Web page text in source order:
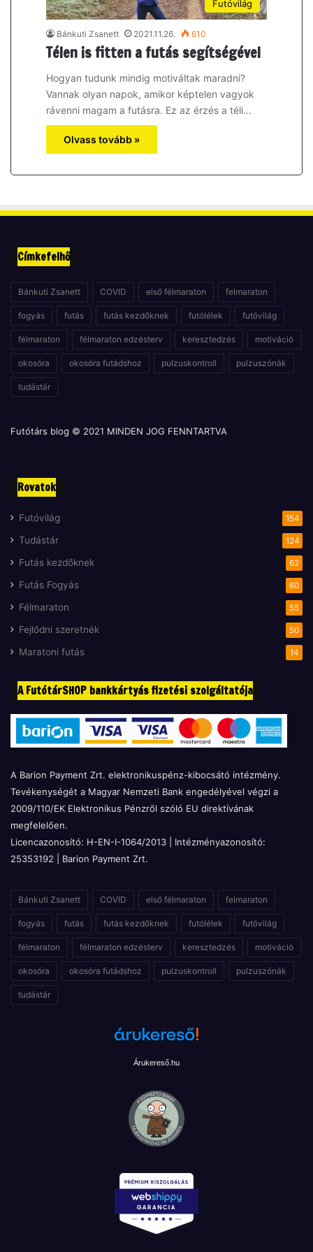
Futóvilág
Bánkuti Zsanett 2021.11.26. 610
Télen is fitten a futás segítségével
Hogyan tudunk mindig motiváltak maradni?
Vannak olyan napok, amikor képtelen vagyok
rávenni magam a futásra. Ez az érzés a téli…
Olvass tovább »
Címkefelhő
Bánkuti Zsanett COVID első félmaraton felmaraton
fogyás futás futás kezdőknek futólélek futóvilág
félmaraton félmaraton edzésterv keresztedzés motiváció
okosóra okosóra futádshoz pulzuskontroll pulzuszónák
tudástár
Futótárs blog © 2021 MINDEN JOG FENNTARTVA
Rovatok
Futóvilág 154
Tudástár 124
Futás kezdőknek 62
Futás Fogyás 60
Félmaraton 55
Fejlődni szeretnék 50
Maratoni futás 14
A FutótárSHOP bankkártyás fizetési szolgáltatója
A Barion Payment Zrt. elektronikuspénz-kibocsátó intézmény.
Tevékenységét a Magyar Nemzeti Bank engedélyével végzi a
2009/110/EK Elektronikus Pénzről szóló EU direktívának
megfelelően.
Licencazonosító: H-EN-I-1064/2013 | Intézményazonosító:
25353192 | Barion Payment Zrt.
Bánkuti Zsanett COVID első félmaraton felmaraton
fogyás futás futás kezdőknek futólélek futóvilág
félmaraton félmaraton edzésterv keresztedzés motiváció
okosóra okosóra futádshoz pulzuskontroll pulzuszónák
tudástár
Árukereső.hu